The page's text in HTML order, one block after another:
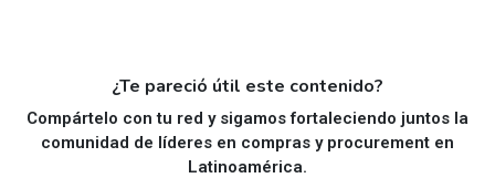
¿Te pareció útil este contenido?
Compártelo con tu red y sigamos fortaleciendo juntos la
comunidad de líderes en compras y procurement en
Latinoamérica.